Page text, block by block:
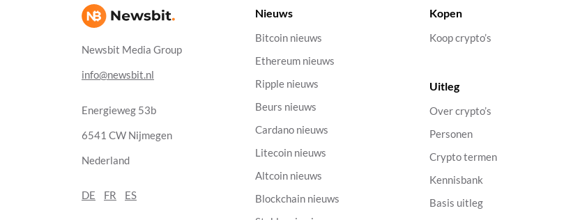
Newsbit Media Group
info@newsbit.nl
Energieweg 53b
6541 CW Nijmegen
Nederland
DE FR ES
Nieuws
Bitcoin nieuws
Ethereum nieuws
Ripple nieuws
Beurs nieuws
Cardano nieuws
Litecoin nieuws
Altcoin nieuws
Blockchain nieuws
Kopen
Koop crypto’s
Uitleg
Over crypto’s
Personen
Crypto termen
Kennisbank
Basis uitleg